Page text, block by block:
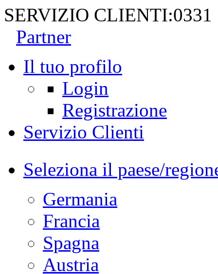
SERVIZIO CLIENTI:0331
Partner
Il tuo profilo
Login
Registrazione
Servizio Clienti
Seleziona il paese/
Germania
Francia
Spagna
Austria